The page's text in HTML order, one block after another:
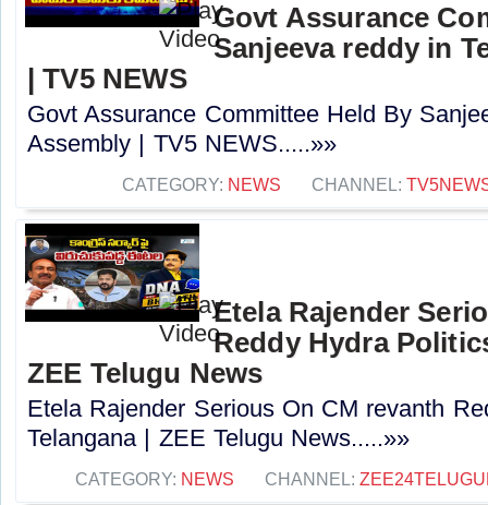
Govt Assurance
Sanjeeva reddy in
| TV5 NEWS
Govt Assurance Committee Held By
Assembly | TV5 NEWS.....»»
CATEGORY: NEWS CHANNEL:
Etela Rajender
Reddy Hydra
ZEE Telugu News
Etela Rajender Serious On CM revanth
Telangana | ZEE Telugu News.....»»
CATEGORY: NEWS CHANNEL: